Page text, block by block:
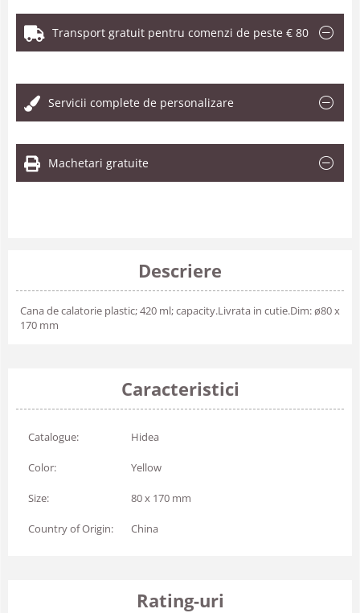
Transport gratuit pentru comenzi de peste € 80
Servicii complete de personalizare
Machetari gratuite
Descriere
Cana de calatorie plastic; 420 ml; capacity.Livrata in cutie.Dim: ø80 x
170 mm
Caracteristici
Catalogue: Hidea
Color: Yellow
Size: 80 x 170 mm
Country of Origin: China
Rating-uri